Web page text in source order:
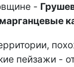
-
пейзажи -